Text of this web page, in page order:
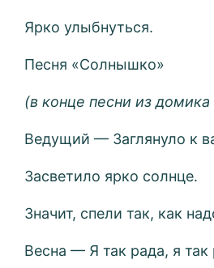
Ярко улыбнуться.
Песня «Солнышко»
(в конце песни из
Ведущий — Заглянуло к
Засветило ярко солнце.
Значит, спели так, как
Весна — Я так рада, я так